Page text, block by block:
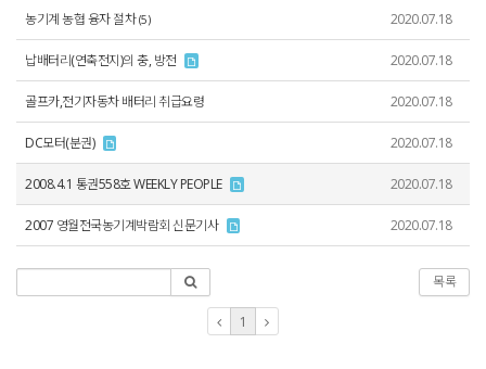
농기계 농협 융자 절차 (5) 2020.07.18
납배터리(연축전지)의 충, 방전 2020.07.18
골프카,전기자동차 배터리 취급요령 2020.07.18
DC모터(분권) 2020.07.18
2008.4.1 통권558호 WEEKLY PEOPLE 2020.07.18
2007 영월전국농기계박람회 신문기사 2020.07.18
목록
1